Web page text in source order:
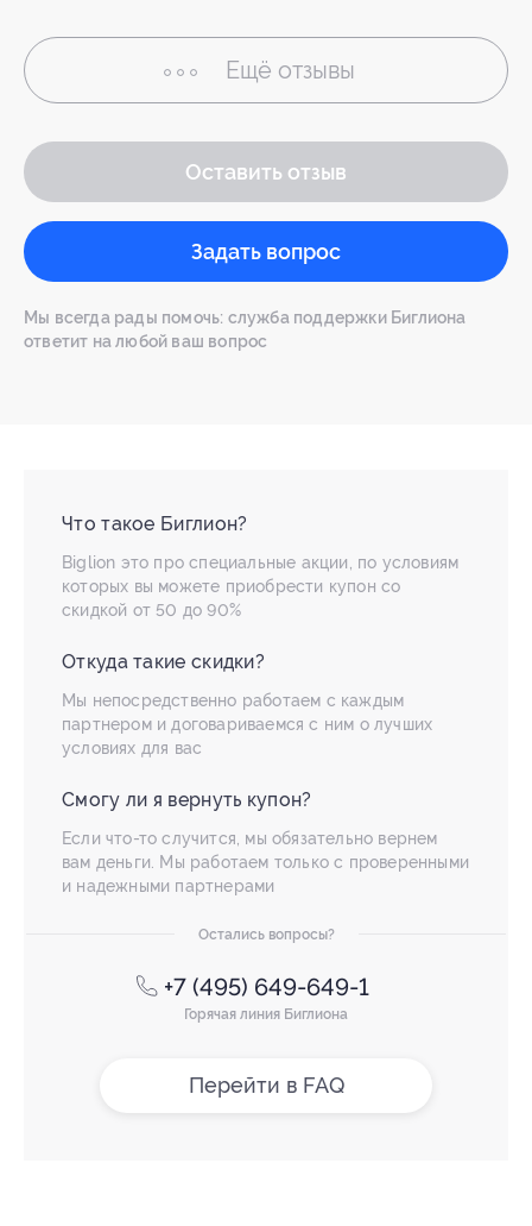
Ещё отзывы
Оставить отзыв
Задать вопрос
Мы всегда рады помочь: служба поддержки Биглиона
ответит на любой ваш вопрос
Что такое Биглион?
Biglion это про специальные акции, по условиям
которых вы можете приобрести купон со
скидкой от 50 до 90%
Откуда такие скидки?
Мы непосредственно работаем с каждым
партнером и договариваемся с ним о лучших
условиях для вас
Смогу ли я вернуть купон?
Если что-то случится, мы обязательно вернем
вам деньги. Мы работаем только с проверенными
и надежными партнерами
Остались вопросы?
+7 (495) 649-649-1
Горячая линия Биглиона
Перейти в FAQ